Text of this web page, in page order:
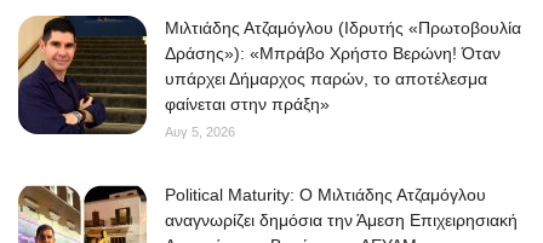
Μιλτιάδης Ατζαμόγλου (Ιδρυτής «Πρωτοβουλία
Δράσης»): «Μπράβο Χρήστο Βερώνη! Όταν
υπάρχει Δήμαρχος παρών, το αποτέλεσμα
φαίνεται στην πράξη»
Αυγ 5, 2026
Political Maturity: Ο Μιλτιάδης Ατζαμόγλου
αναγνωρίζει δημόσια την Άμεση Επιχειρησιακή